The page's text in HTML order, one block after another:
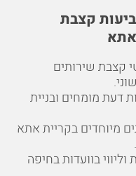
קצבת
אתא
קצבת שירותים
דעת מומחים ובניית
מיוחדים בקריית אתא
בוועדות בחיפה